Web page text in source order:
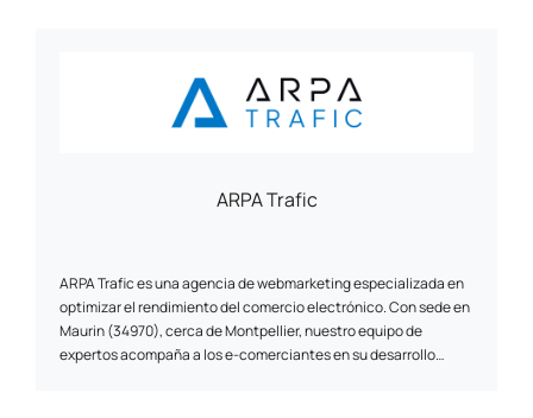
ARPA Trafic
ARPA Trafic es una agencia de webmarketing especializada en
optimizar el rendimiento del comercio electrónico. Con sede en
Maurin (34970), cerca de Montpellier, nuestro equipo de
expertos acompaña a los e-comerciantes en su desarrollo